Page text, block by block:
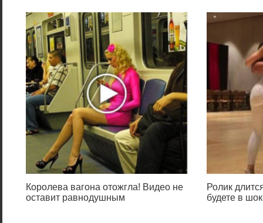
Королева вагона отожгла! Видео не
оставит равнодушным
Ролик
будете в